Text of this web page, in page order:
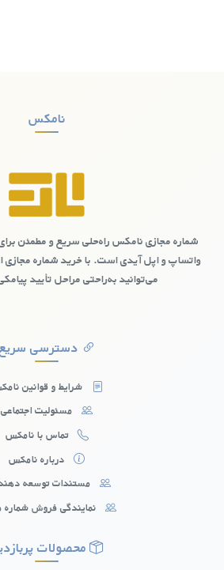
شماره‌ها، دیگر نگرانی‌ای از دسترسی هکرها و
واقعی شما وجود نخواهد داشت. این مزیت
امنیت اطلاعاتشان برایشان مهم است، اهمیت
شماره مجازی رایگان
نامکس
شماره مجازی نامکس راه‌حلی سریع و مطمئن
واتساپ و اپل آیدی است. با خرید شماره مجازی
می‌توانید به‌راحتی مراحل تأیید
دسترسی
شرایط و قوانین
مسئولیت اجتماعی
تماس با نامکس
درباره نامکس
مستندات توسعه
نمایندگی فروش شماره
محصولات